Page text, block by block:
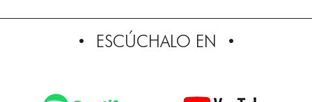
ESCÚCHALO EN